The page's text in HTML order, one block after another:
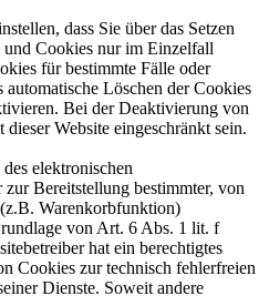
dass Sie über das Setzen
Cookies nur im Einzelfall
für bestimmte Fälle oder
automatische Löschen der Cookies
Bei der Deaktivierung von
Website eingeschränkt sein.
elektronischen
Bereitstellung bestimmter, von
Warenkorbfunktion)
von Art. 6 Abs. 1 lit. f
hat ein berechtigtes
Cookies zur technisch fehlerfreien
Dienste. Soweit andere